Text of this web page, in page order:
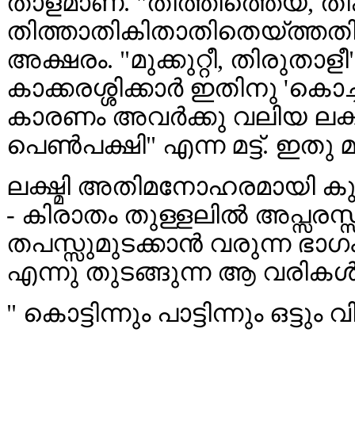
അക്ഷരം. "മുക്കുറ്റീ,
കാക്കരശ്ശിക്കാർ ഇതിനു
കാരണം അവർക്കു വലിയ
പെൺപക്ഷി" എന്ന മട്ട്. ഇതു
ലക്ഷ്മി അതിമനോഹരമായി
- കിരാതം തുള്ളലിൽ
തപസ്സുമുടക്കാൻ വരുന്ന
എന്നു തുടങ്ങുന്ന ആ വരികൾ
" കൊട്ടിന്നും പാട്ടിന്നും